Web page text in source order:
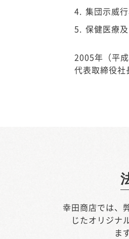
集団示威
保健医療
2005年（平
代表取締役
幸田商店では、
じたオリジナ
ま